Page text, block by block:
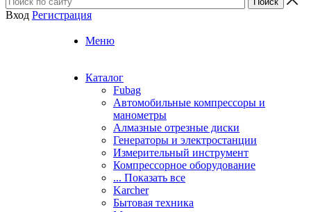
Вход Регистрация
Меню
Каталог
Fubag
Автомобильные компрессоры и
манометры
Алмазные отрезные диски
Генераторы и электростанции
Измерительный инструмент
Компрессорное оборудование
... Показать все
Karcher
Бытовая техника